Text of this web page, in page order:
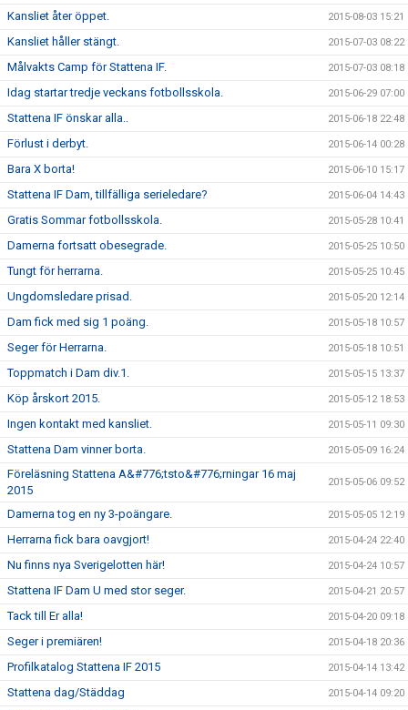
Kansliet åter öppet. 2015-08-03 15:21
Kansliet håller stängt. 2015-07-03 08:22
Målvakts Camp för Stattena IF. 2015-07-03 08:18
Idag startar tredje veckans fotbollsskola. 2015-06-29 07:00
Stattena IF önskar alla.. 2015-06-18 22:48
Förlust i derbyt. 2015-06-14 00:28
Bara X borta! 2015-06-10 15:17
Stattena IF Dam, tillfälliga serieledare? 2015-06-04 14:43
Gratis Sommar fotbollsskola. 2015-05-28 10:41
Damerna fortsatt obesegrade. 2015-05-25 10:50
Tungt för herrarna. 2015-05-25 10:45
Ungdomsledare prisad. 2015-05-20 12:14
Dam fick med sig 1 poäng. 2015-05-18 10:57
Seger för Herrarna. 2015-05-18 10:51
Toppmatch i Dam div.1. 2015-05-15 13:37
Köp årskort 2015. 2015-05-12 18:53
Ingen kontakt med kansliet. 2015-05-11 09:30
Stattena Dam vinner borta. 2015-05-09 16:24
Föreläsning Stattena A&#776;tsto&#776;rningar 16 maj
2015
2015-05-06 09:52
Damerna tog en ny 3-poängare. 2015-05-05 12:19
Herrarna fick bara oavgjort! 2015-04-24 22:40
Nu finns nya Sverigelotten här! 2015-04-24 10:57
Stattena IF Dam U med stor seger. 2015-04-21 20:57
Tack till Er alla! 2015-04-20 09:18
Seger i premiären! 2015-04-18 20:36
Profilkatalog Stattena IF 2015 2015-04-14 13:42
Stattena dag/Städdag 2015-04-14 09:20